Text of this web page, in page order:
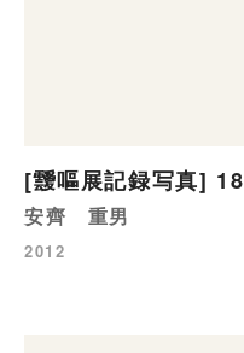
[靉嘔展記録写真] 18
安齊 重男
2012